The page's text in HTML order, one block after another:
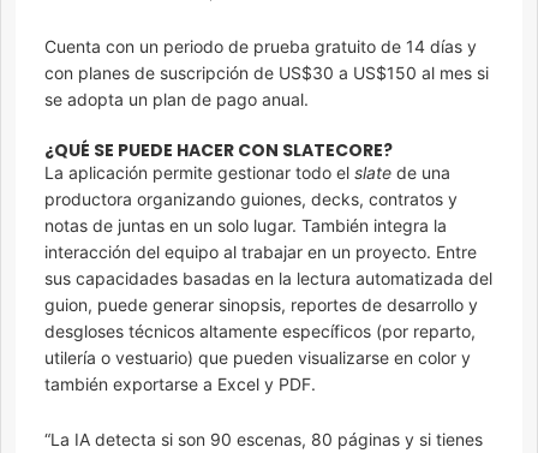
Cuenta con un periodo de prueba gratuito de 14 días y
con planes de suscripción de US$30 a US$150 al mes si
se adopta un plan de pago anual.
¿QUÉ SE PUEDE HACER CON SLATECORE?
La aplicación permite gestionar todo el slate de una
productora organizando guiones, decks, contratos y
notas de juntas en un solo lugar. También integra la
interacción del equipo al trabajar en un proyecto. Entre
sus capacidades basadas en la lectura automatizada del
guion, puede generar sinopsis, reportes de desarrollo y
desgloses técnicos altamente específicos (por reparto,
utilería o vestuario) que pueden visualizarse en color y
también exportarse a Excel y PDF.
“La IA detecta si son 90 escenas, 80 páginas y si tienes